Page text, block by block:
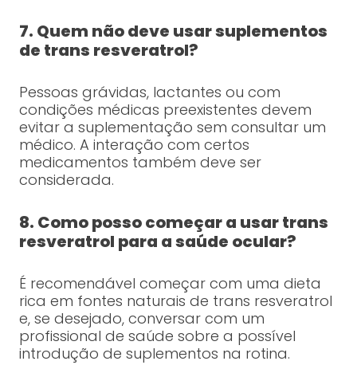
7. Quem não deve usar suplementos
de trans resveratrol?
Pessoas grávidas, lactantes ou com
condições médicas preexistentes devem
evitar a suplementação sem consultar um
médico. A interação com certos
medicamentos também deve ser
considerada.
8. Como posso começar a usar trans
resveratrol para a saúde ocular?
É recomendável começar com uma dieta
rica em fontes naturais de trans resveratrol
e, se desejado, conversar com um
profissional de saúde sobre a possível
introdução de suplementos na rotina.